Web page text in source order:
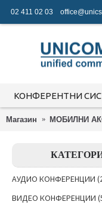
02 411 02 03
КОНФЕРЕНТНИ
Магазин МОБИЛНИ
АУДИО КОНФЕРЕНЦИИ
ВИДЕО КОНФЕРЕНЦИИ